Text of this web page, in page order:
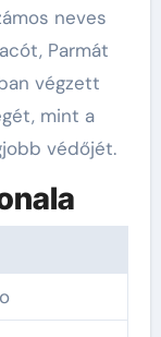
neves
Parmát
végzett
mint a
védőjét.